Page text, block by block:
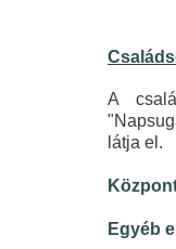
A
látja el.
Egyéb